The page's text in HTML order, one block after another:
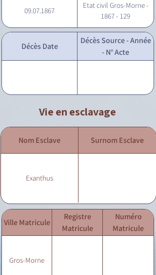
09.07.1867
Etat civil Gros-Morne -
1867 - 129
Décès Date
Décès Source - Année
- N° Acte
Vie en esclavage
Nom Esclave Surnom Esclave
Exanthus
Ville Matricule
Registre
Matricule
Numéro
Matricule
Gros-Morne